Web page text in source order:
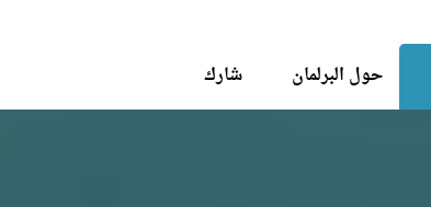
حول البرلمان شارك